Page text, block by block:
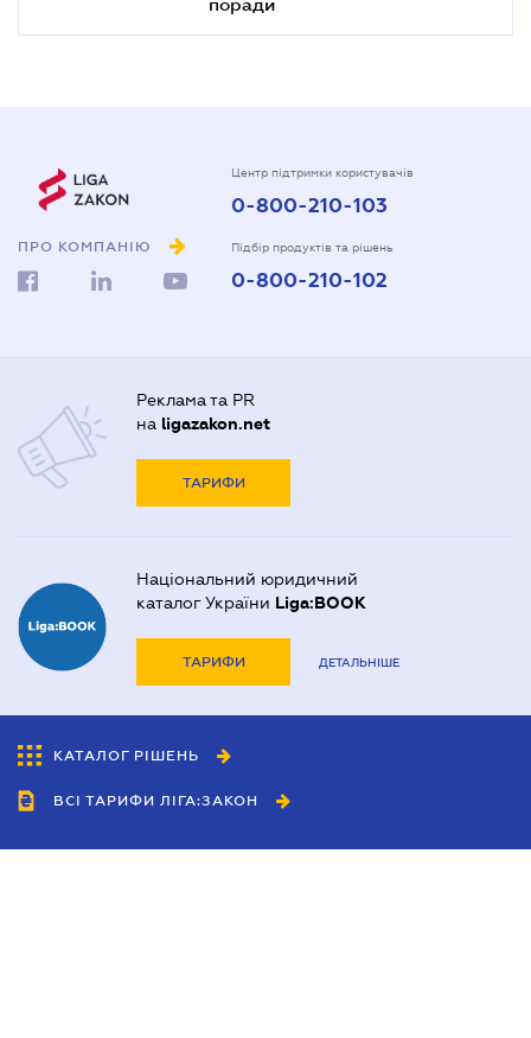
ПРО КОМПАНІЮ
Центр підтримки користувачів
0-800-210-103
Підбір продуктів та рішень
0-800-210-102
Реклама та PR
на ligazakon.net
ТАРИФИ
Національний юридичний
каталог України Liga:BOOK
ТАРИФИ ДЕТАЛЬНІШЕ
КАТАЛОГ РІШЕНЬ
ВСІ ТАРИФИ ЛІГА:ЗАКОН